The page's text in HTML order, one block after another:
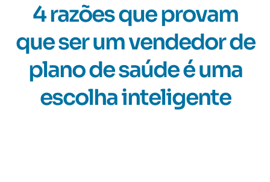
4 razões que provam
que ser um vendedor de
plano de saúde é uma
escolha inteligente